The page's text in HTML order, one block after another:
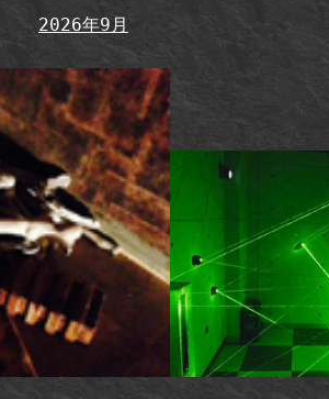
2026年9月